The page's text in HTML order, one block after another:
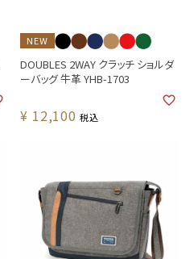
NEW
DOUBLES 2WAY クラッチ ショルダ
ーバッグ 牛革 YHB-1703
¥ 12,100 税込